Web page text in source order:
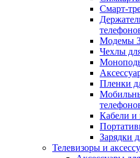
Смарт-
Модемы
Чехлы
Пленки
Кабели
Зарядки
Телевизоры и